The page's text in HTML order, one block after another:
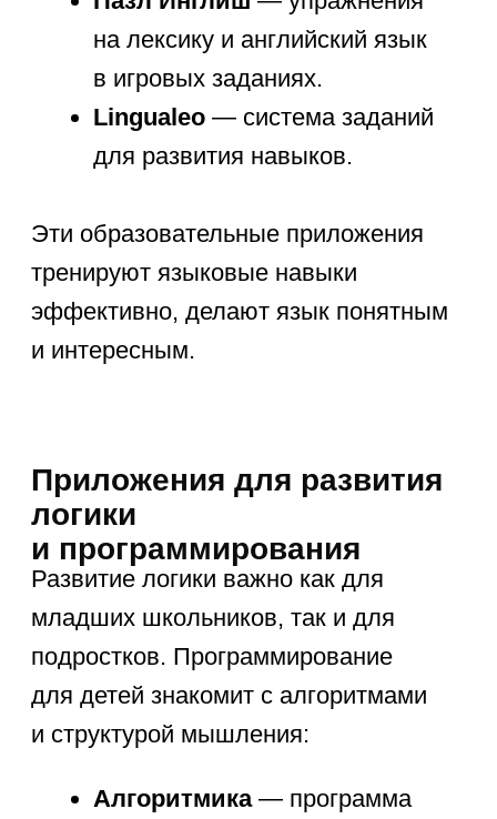
Эти приложения для школы помогают
ученикам планировать учебу,
и системно выполнять задания.
Приложения для чтения
Для развития любознательности,
приложения:
электронная школа)
РЭШ (Российская электронная
— видеоуроки
и материалы по школьной
программе.
Эти приложения для детей
предметам и развивают способность
к самостоятельному обучению.